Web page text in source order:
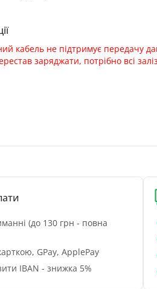
кабель не підтримує передачу
заряджати, потрібно всі
(до 130 грн - повна
GPay, ApplePay
IBAN - знижка 5%